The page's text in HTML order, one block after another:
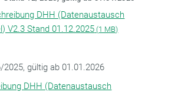
DHH (Datenaustausch
V2.3 Stand 01.12.2025 (1 MB)
gültig ab 01.01.2026
DHH (Datenaustausch